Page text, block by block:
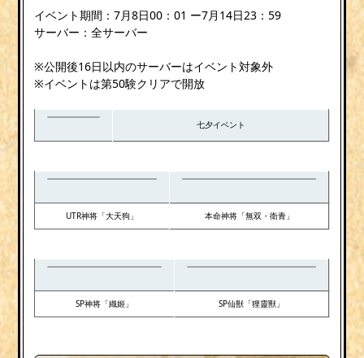
イベント期間：7月8日00：01 ー7月14日23：59
サーバー：全サーバー
※公開後16日以内のサーバーはイベント対象外
※イベントは第50験クリアで開放
七夕イベント
UTR神将「大天狗」 本命神将「無双・衛青」
SP神将「織姬」 SP仙獣「狸靈獸」